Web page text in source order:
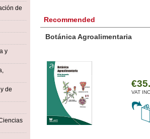
de
y
de
Recommended
Botánica Agroalimentaria
VAT